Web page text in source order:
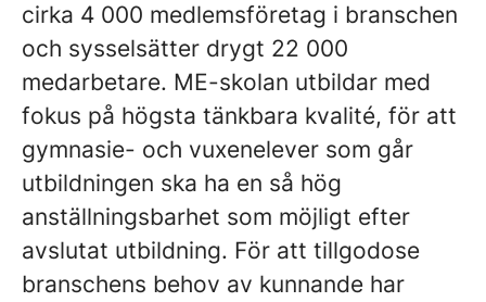
cirka 4 000 medlemsföretag i branschen
och sysselsätter drygt 22 000
medarbetare. ME-skolan utbildar med
fokus på högsta tänkbara kvalité, för att
gymnasie- och vuxenelever som går
utbildningen ska ha en så hög
anställningsbarhet som möjligt efter
avslutat utbildning. För att tillgodose
branschens behov av kunnande har